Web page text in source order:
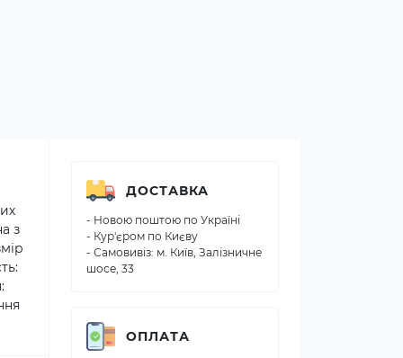
з
ДОСТАВКА
- Новою поштою по Україні
- Кур'єром по Києву
- Самовивіз: м. Київ, Залізничне
шосе, 33
ОПЛАТА